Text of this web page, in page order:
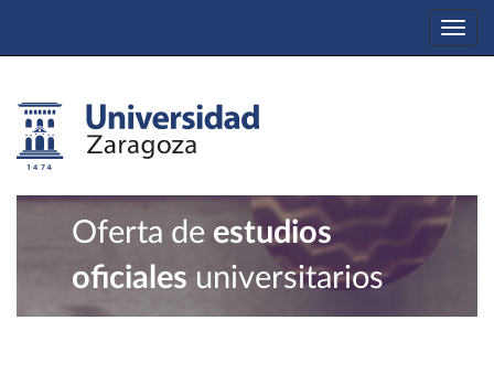
Oferta de estudios
oficiales universitarios